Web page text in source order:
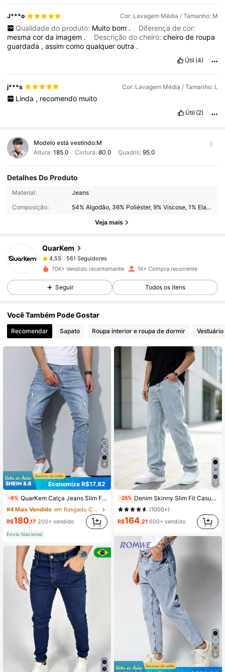
J***o Cor: Lavagem Média / Tamanho: M
Qualidade do produto: Muito bom .
Diferença de cor:
mesmacorda imagem . Descrição do cheiro:cheirode roupa
guardada ,assimcomoqualqueroutra .
Útil (4)
j***s Cor: Lavagem Média / Tamanho: L
Linda , recomendo muito
Útil (2)
Modelo está vestindo:M
Altura: 185.0 Cintura:80.0 Quadris: 95.0
Detalhes Do Produto
Material:
Jeans
Composição:
54% Algodão, 36% Poliéster, 9% Viscose, 1% Elastano
Veja mais
QuarKem
4,55
561 Seguidores
5***9pago1 dia atrás
4,55 561 Seguidores
4,55 561 Seguidores
561 Seguidores
4,55 561 Seguidores
4,55 561 Seguidores
4,55 561 Seguidores
4,55 561 Seguidores
4,55 561 Seguidores
70K+ Vendido recentemente 1K+ Compra recorrente
Seguir Todos os itens
Você Também Pode Gostar
Recomendar Sapato Roupa interior e roupa de dormir
4
Economize R$17,82
-9% QuarKem Calça Jeans Slim Fit com Bolso para Homens
#4 Mais Vendido
em Rasgado Calça Jeans Masculina
R$180 ,17 200+ vendido
Envio Nacional
7
-25% Denim Skinny Slim Fit Casual Masculino - Adequado para Todas as Estações, Streetwear
(1000+)
R$164 ,21 600+ vendido
6